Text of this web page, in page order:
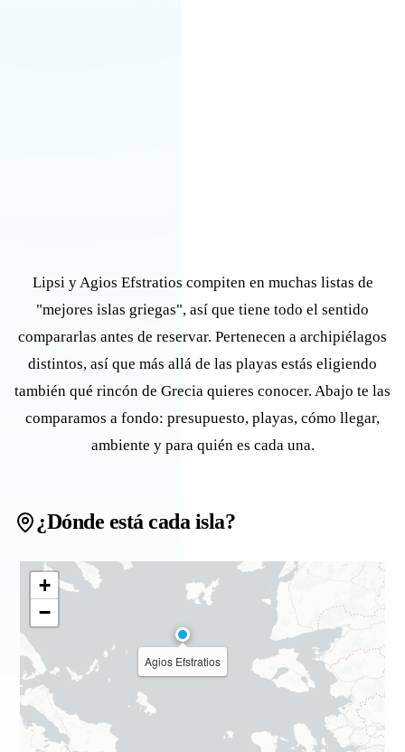
Lipsi y Agios Efstratios compiten en muchas listas de
"mejores islas griegas", así que tiene todo el sentido
compararlas antes de reservar. Pertenecen a archipiélagos
distintos, así que más allá de las playas estás eligiendo
también qué rincón de Grecia quieres conocer. Abajo te las
comparamos a fondo: presupuesto, playas, cómo llegar,
ambiente y para quién es cada una.
¿Dónde está cada isla?
Agios Efstratios
+
−